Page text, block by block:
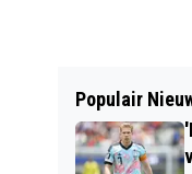
Populair